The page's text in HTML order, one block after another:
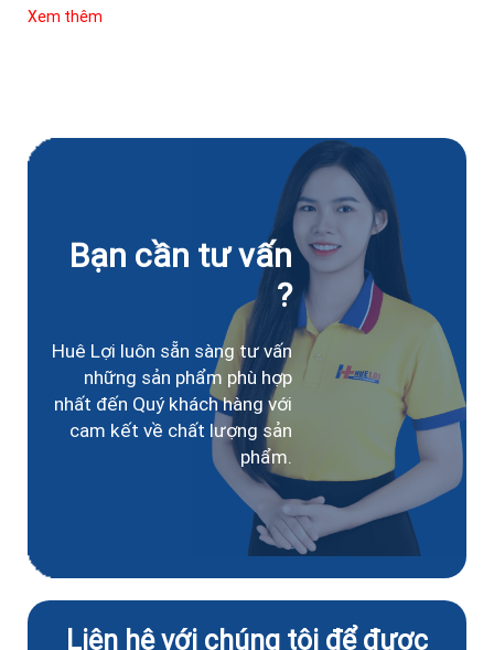
Xem thêm
Bạn cần tư vấn
?
Huê Lợi luôn sẵn sàng tư vấn
những sản phẩm phù hợp
nhất đến Quý khách hàng với
cam kết về chất lượng sản
phẩm.
Liên hệ với chúng tôi để được